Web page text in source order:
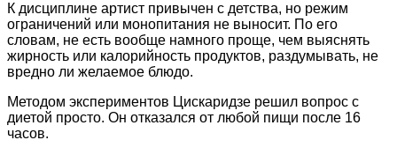
К дисциплине артист привычен с детства, но режим
ограничений или монопитания не выносит. По его
словам, не есть вообще намного проще, чем выяснять
жирность или калорийность продуктов, раздумывать, не
вредно ли желаемое блюдо.
Методом экспериментов Цискаридзе решил вопрос с
диетой просто. Он отказался от любой пищи после 16
часов.